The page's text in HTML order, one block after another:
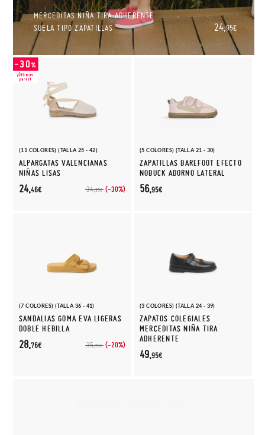
MERCEDITAS NIÑA TIRA ADHERENTE
SUELA TIPO ZAPATILLAS
24,95€
(11 COLORES) (TALLA 25 - 42)
ALPARGATAS VALENCIANAS
NIÑAS LISAS
34,95€ (-30%)
24,46€
(5 COLORES) (TALLA 21 - 30)
ZAPATILLAS BAREFOOT EFECTO
NOBUCK ADORNO LATERAL
56,95€
(7 COLORES) (TALLA 36 - 41)
SANDALIAS GOMA EVA LIGERAS
DOBLE HEBILLA
35,95€ (-20%)
28,76€
(3 COLORES) (TALLA 24 - 39)
ZAPATOS COLEGIALES
MERCEDITAS NIÑA TIRA
ADHERENTE
49,95€